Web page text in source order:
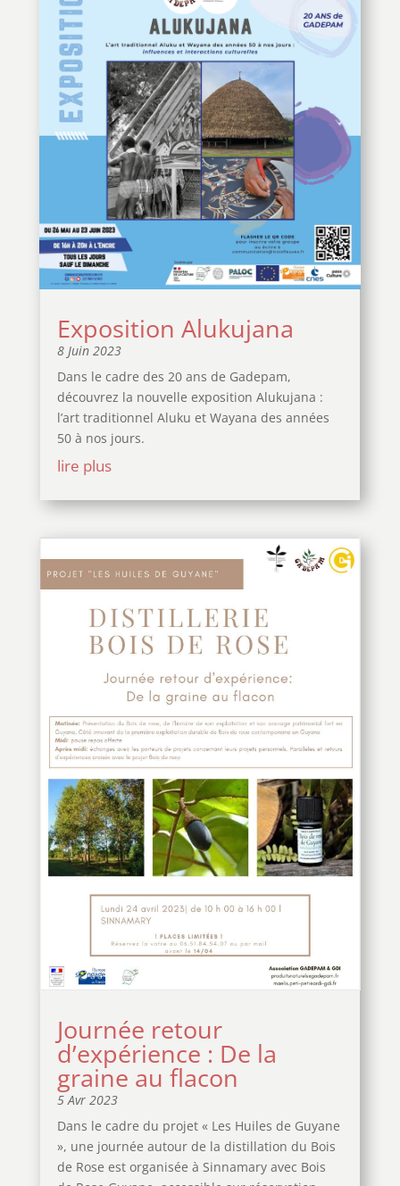
Exposition Alukujana
8 Juin 2023
Dans le cadre des 20 ans de Gadepam,
découvrez la nouvelle exposition Alukujana :
l’art traditionnel Aluku et Wayana des années
50 à nos jours.
lire plus
Journée retour
d’expérience : De la
graine au flacon
5 Avr 2023
Dans le cadre du projet « Les Huiles de Guyane
», une journée autour de la distillation du Bois
de Rose est organisée à Sinnamary avec Bois